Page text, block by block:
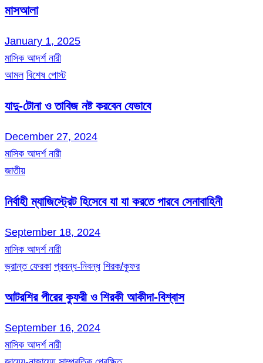
মাসআলা
January 1, 2025
মাসিক আদর্শ নারী
আমল বিশেষ পোস্ট
যাদু-টোনা ও তাবিজ নষ্ট করবেন যেভাবে
December 27, 2024
মাসিক আদর্শ নারী
জাতীয়
নির্বাহী ম্যাজিস্ট্রেট হিসেবে যা যা করতে পারবে সেনাবাহিনী
September 18, 2024
মাসিক আদর্শ নারী
ভ্রান্ত ফেরকা প্রবন্ধ-নিবন্ধ শিরক/কুফর
আটরশির পীরের কুফরী ও শিরকী আকীদা-বিশ্বাস
September 16, 2024
মাসিক আদর্শ নারী